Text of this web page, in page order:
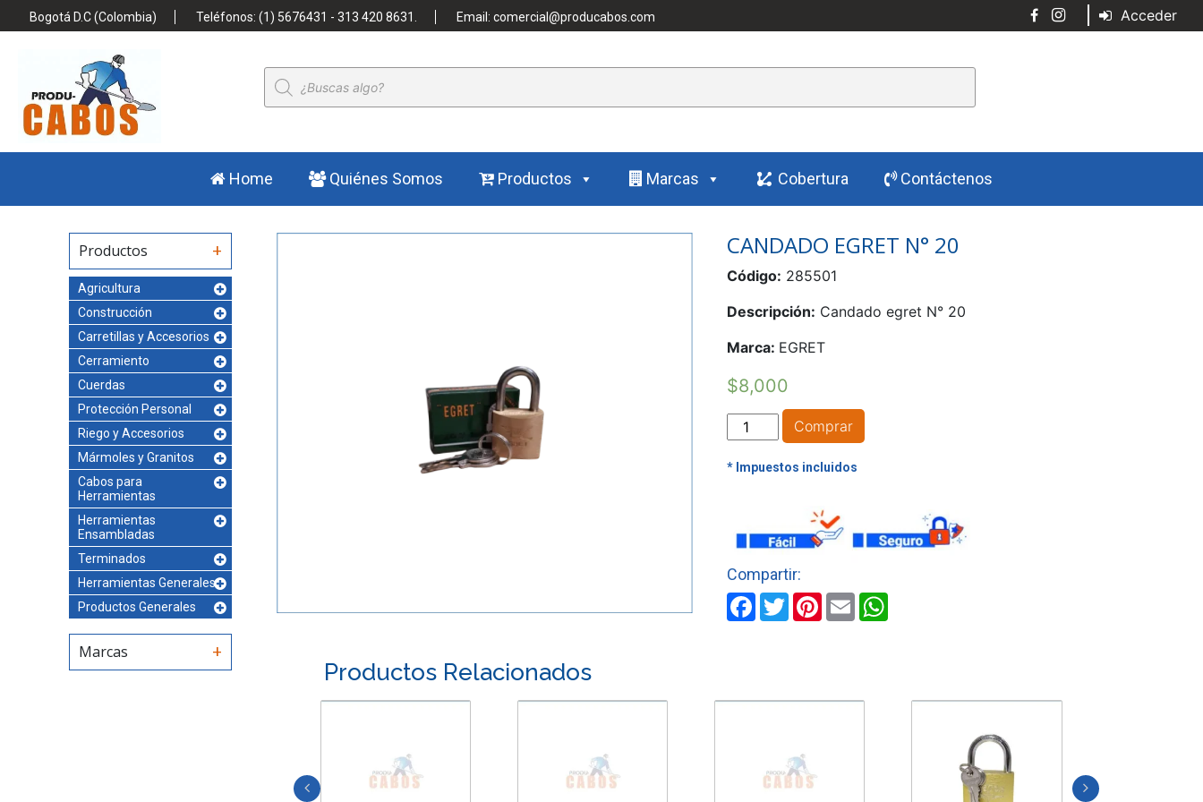
Bogotá D.C (Colombia) Teléfonos: (1) 5676431 - 313 420 8631. Email: comercial@producabos.com Acceder
Búsqueda
de
productos
Home Quiénes Somos Productos Marcas Cobertura Contáctenos
Productos
Agricultura
Construcción
Carretillas y Accesorios
Cerramiento
Cuerdas
Protección Personal
Riego y Accesorios
Mármoles y Granitos
Cabos para
Herramientas
Herramientas
Ensambladas
Terminados
Herramientas Generales
Productos Generales
Marcas
CANDADO EGRET N° 20
Código: 285501
Descripción: Candado egret N° 20
Marca: EGRET
$8,000
CANDADO
EGRET
N°
Comprar
Facebook
TwitterPinterest
Email
Productos Relacionados